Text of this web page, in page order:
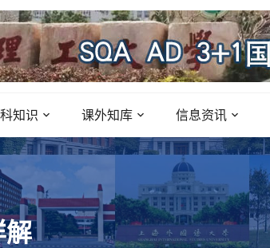
知识 课外知库 信息资讯
解